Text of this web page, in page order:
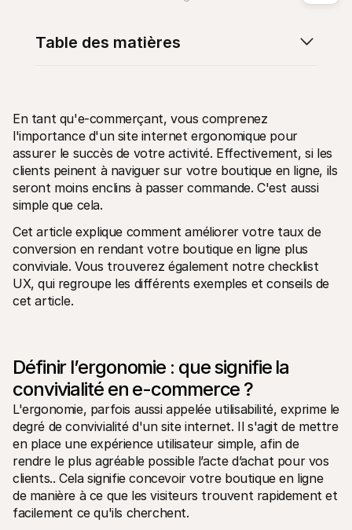
Portail développeurs
Découvrez les ressources de développement et les mises à
jour
Bibliothèques
Intégrez Mollie avec des packages prêts à l'emploi
Communauté Discord
Rejoignez notre communauté de développeurs
À propos de Mollie
Tarifs
Consultez nos tarifs
À propos
Notre histoire et nos valeurs
Actualités
Lire les dernières actualités de
Mollie
Découvrez comment nous aidons
nos
Pour les consommateurs
Découvrez pourquoi Mollie figure sur votre relevé bancaire
Pour les clients Mollie
Contactez notre équipe support
Pour obtenir un devis
Découvrez comment nous pouvons aider votre entreprise
En tant qu'e-commerçant, vous comprenez
l'importance d'un site internet ergonomique pour
assurer le succès de votre activité. Effectivement, si les
clients peinent à naviguer sur votre boutique en ligne, ils
seront moins enclins à passer commande. C'est aussi
simple que cela.
Cet article explique comment améliorer votre taux de
conversion en rendant votre boutique en ligne plus
conviviale. Vous trouverez également notre checklist
UX, qui regroupe les différents exemples et conseils de
cet article.
Définir l’ergonomie : que signifie la
convivialité en e-commerce ?
L'ergonomie, parfois aussi appelée utilisabilité, exprime le
degré de convivialité d'un site internet. Il s'agit de mettre
en place une expérience utilisateur simple, afin de
rendre le plus agréable possible l’acte d’achat pour vos
clients.. Cela signifie concevoir votre boutique en ligne
de manière à ce que les visiteurs trouvent rapidement et
facilement ce qu'ils cherchent.
Table des matières